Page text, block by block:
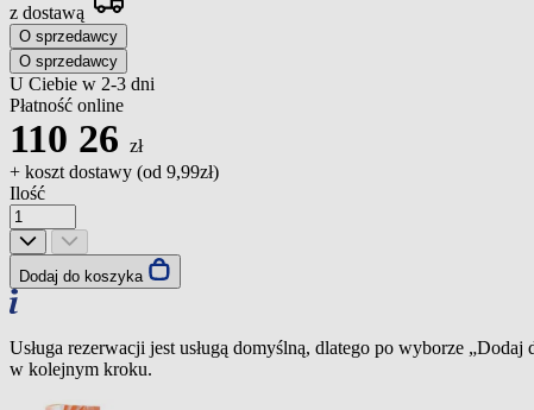
z dostawą
O sprzedawcy
O sprzedawcy
U Ciebie w 2-3 dni
Płatność online
110 26 zł
+ koszt dostawy (od 9,99zł)
Ilość
Dodaj do koszyka
Usługa rezerwacji jest usługą domyślną, dlatego po wyborze
w kolejnym kroku.